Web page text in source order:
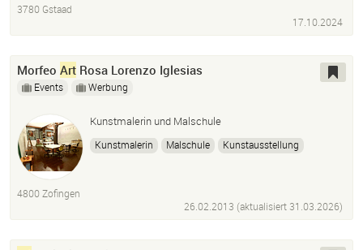
3780 Gstaad
17.10.2024
Morfeo Art Rosa Lorenzo Iglesias
Events Werbung
Kunstmalerin und Malschule
Kunstmalerin Malschule
Kunstausstellung
4800 Zofingen
26.02.2013 (aktualisiert 31.03.2026)